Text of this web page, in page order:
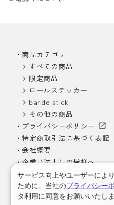
商品カテゴリ
すべての商品
限定商品
ロールステッカー
bande stick
その他の商品
プライバシーポリシー
特定商取引法に基づく表記
会社概要
企業（法人）の皆様へ
サービス向上やユーザーによ
ために、当社のプライバシー
タ利用に同意をお願いいたしま